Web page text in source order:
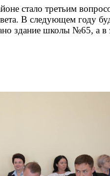
стало третьим
В следующем году
здание школы №65, а в